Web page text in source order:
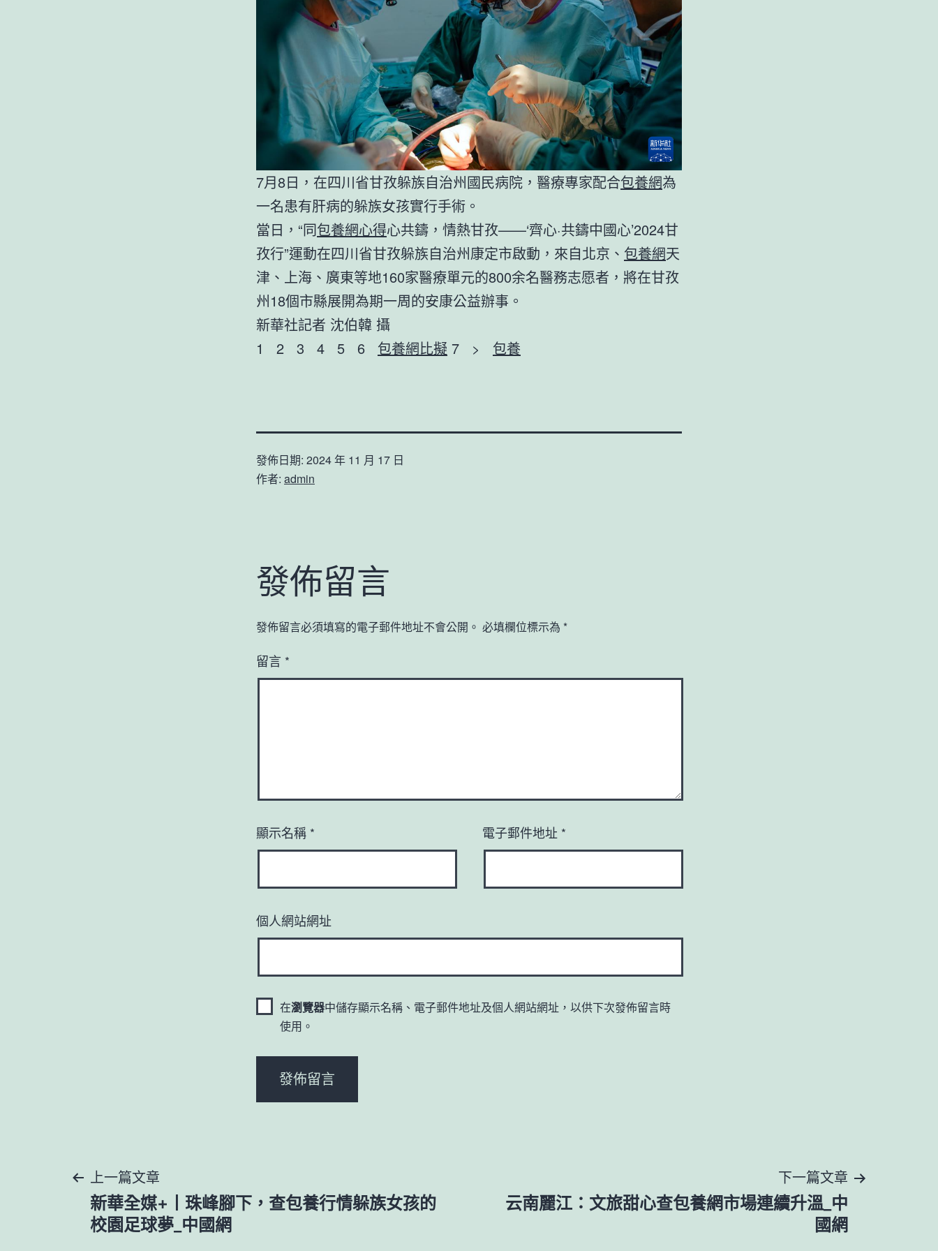
7月8日，在四川省甘孜躲族自治州國民病院，醫療專家配合包養網為
一名患有肝病的躲族女孩實行手術。
當日，“同包養網心得心共鑄，情熱甘孜——‘齊心·共鑄中國心’2024甘
孜行”運動在四川省甘孜躲族自治州康定市啟動，來自北京、 包養網天
津、上海、廣東等地160家醫療單元的800余名醫務志愿者，將在甘孜
州18個市縣展開為期一周的安康公益辦事。
新華社記者 沈伯韓 攝
1 2 3 4 5 6 包養網比擬 7 > 包養
發佈日期: 2024 年 11 月 17 日
作者: admin
發佈留言
發佈留言必須填寫的電子郵件地址不會公開。 必填欄位標示為 *
留言 *
顯示名稱 * 電子郵件地址 *
個人網站網址
在瀏覽器中儲存顯示名稱、電子郵件地址及個人網站網址，以供下次發佈留言時
使用。
文
章
上一篇文章
新華全媒+丨珠峰腳下，查包養行情躲族女孩的
校園足球夢_中國網
下一篇文章
云南麗江：文旅甜心查包養網市場連續升溫_中
國網